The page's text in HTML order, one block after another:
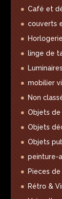
Café et
couverts
linge de
Luminaires
mobilier
Non
Objets
Objets
Objets
peinture-
Pieces
Rétro &